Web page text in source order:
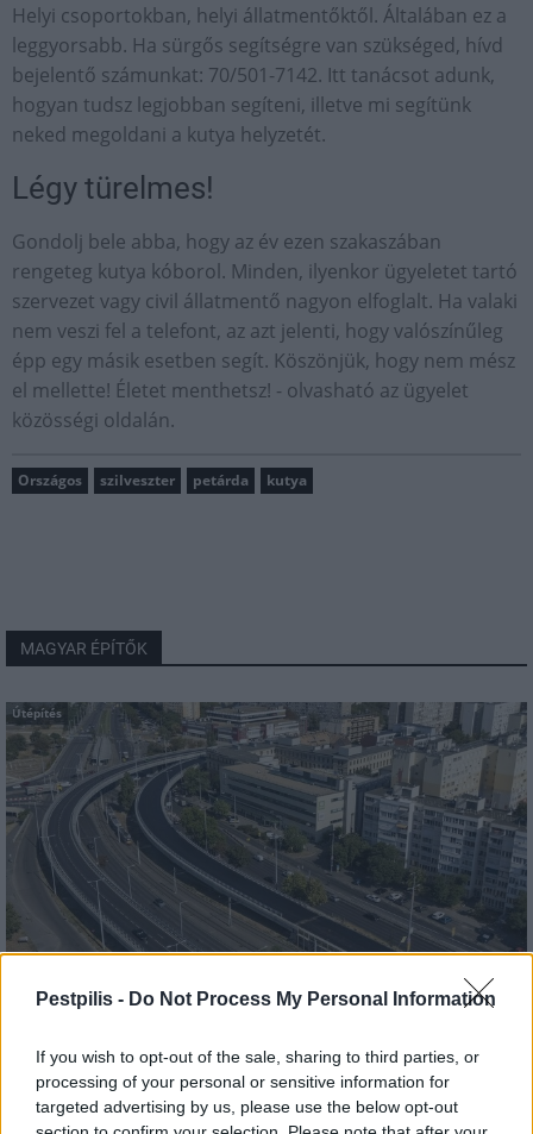
Pestpilis - Do Not Process My Personal Information
If you wish to opt-out of the sale, sharing to third parties, or
processing of your personal or sensitive information for
targeted advertising by us, please use the below opt-out
Helyi csoportokban, helyi állatmentőktől. Általában ez a
leggyorsabb. Ha sürgős segítségre van szükséged, hívd
bejelentő számunkat: 70/501-7142. Itt tanácsot adunk,
hogyan tudsz legjobban segíteni, illetve mi segítünk
neked megoldani a kutya helyzetét.
Légy türelmes!
Gondolj bele abba, hogy az év ezen szakaszában
rengeteg kutya kóborol. Minden, ilyenkor ügyeletet tartó
szervezet vagy civil állatmentő nagyon elfoglalt. Ha valaki
nem veszi fel a telefont, az azt jelenti, hogy valószínűleg
épp egy másik esetben segít. Köszönjük, hogy nem mész
el mellette! Életet menthetsz! - olvasható az ügyelet
közösségi oldalán.
Országos szilveszter petárda kutya
MAGYAR ÉPÍTŐK
Útépítés
Látványos építési szakasz indult be a Flórián téri
felüljárón
A tartós nyári hőség jelentős kihívás elé állítja a KM Építőt,